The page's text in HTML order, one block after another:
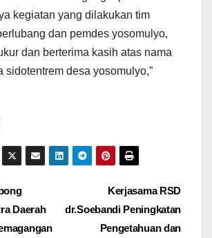
kegiatan yang dilakukan tim
dan pemdes yosomulyo,
dan berterima kasih atas nama
sidotentrem desa yosomulyo,”
Kerjasama RSD
dr.Soebandi Peningkatan
Pengetahuan dan
Daerah